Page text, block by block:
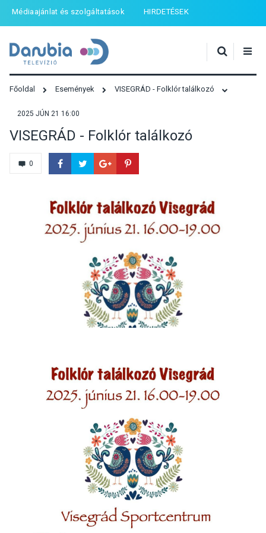
Médiaajánlat és szolgáltatások HIRDETÉSEK
Főoldal Események VISEGRÁD - Folklór találkozó
2025 JÚN 21 16:00
VISEGRÁD - Folklór találkozó
0